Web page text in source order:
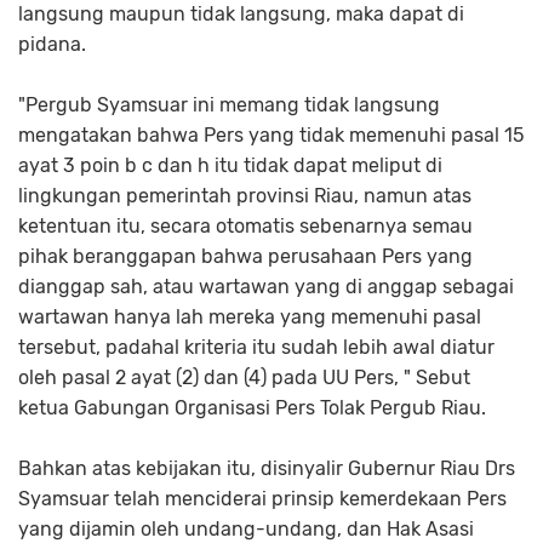
langsung maupun tidak langsung, maka dapat di
pidana.
"Pergub Syamsuar ini memang tidak langsung
mengatakan bahwa Pers yang tidak memenuhi pasal 15
ayat 3 poin b c dan h itu tidak dapat meliput di
lingkungan pemerintah provinsi Riau, namun atas
ketentuan itu, secara otomatis sebenarnya semau
pihak beranggapan bahwa perusahaan Pers yang
dianggap sah, atau wartawan yang di anggap sebagai
wartawan hanya lah mereka yang memenuhi pasal
tersebut, padahal kriteria itu sudah lebih awal diatur
oleh pasal 2 ayat (2) dan (4) pada UU Pers, " Sebut
ketua Gabungan Organisasi Pers Tolak Pergub Riau.
Bahkan atas kebijakan itu, disinyalir Gubernur Riau Drs
Syamsuar telah menciderai prinsip kemerdekaan Pers
yang dijamin oleh undang-undang, dan Hak Asasi